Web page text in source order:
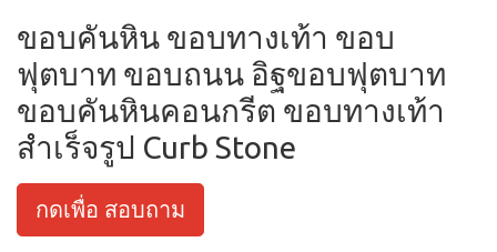
ขอบคันหิน ขอบทางเท้า ขอบ
ฟุตบาท ขอบถนน อิฐขอบฟุตบาท
ขอบคันหินคอนกรีต ขอบทางเท้า
สำเร็จรูป Curb Stone
กดเพื่อ สอบถาม